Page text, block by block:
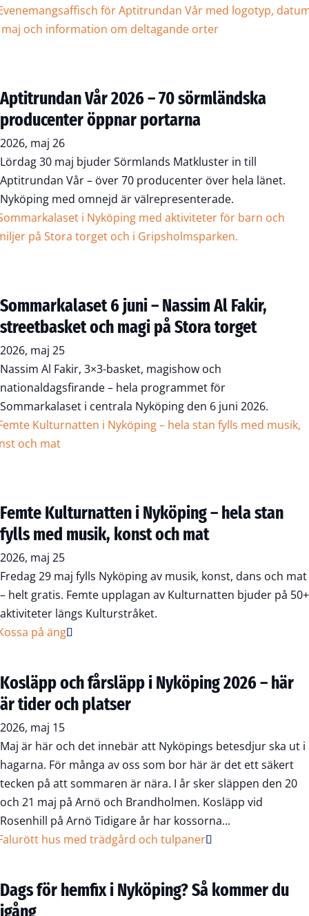
Aptitrundan Vår 2026 – 70 sörmländska
producenter öppnar portarna
2026, maj 26
Lördag 30 maj bjuder Sörmlands Matkluster in till
Aptitrundan Vår – över 70 producenter över hela länet.
Nyköping med omnejd är välrepresenterade.
Sommarkalaset 6 juni – Nassim Al Fakir,
streetbasket och magi på Stora torget
2026, maj 25
Nassim Al Fakir, 3×3-basket, magishow och
nationaldagsfirande – hela programmet för
Sommarkalaset i centrala Nyköping den 6 juni 2026.
Femte Kulturnatten i Nyköping – hela stan
fylls med musik, konst och mat
2026, maj 25
Fredag 29 maj fylls Nyköping av musik, konst, dans och mat
– helt gratis. Femte upplagan av Kulturnatten bjuder på 50+
aktiviteter längs Kulturstråket.
Kosläpp och fårsläpp i Nyköping 2026 – här
är tider och platser
2026, maj 15
Maj är här och det innebär att Nyköpings betesdjur ska ut i
hagarna. För många av oss som bor här är det ett säkert
tecken på att sommaren är nära. I år sker släppen den 20
och 21 maj på Arnö och Brandholmen. Kosläpp vid
Rosenhill på Arnö Tidigare år har kossorna...
Dags för hemfix i Nyköping? Så kommer du
igång